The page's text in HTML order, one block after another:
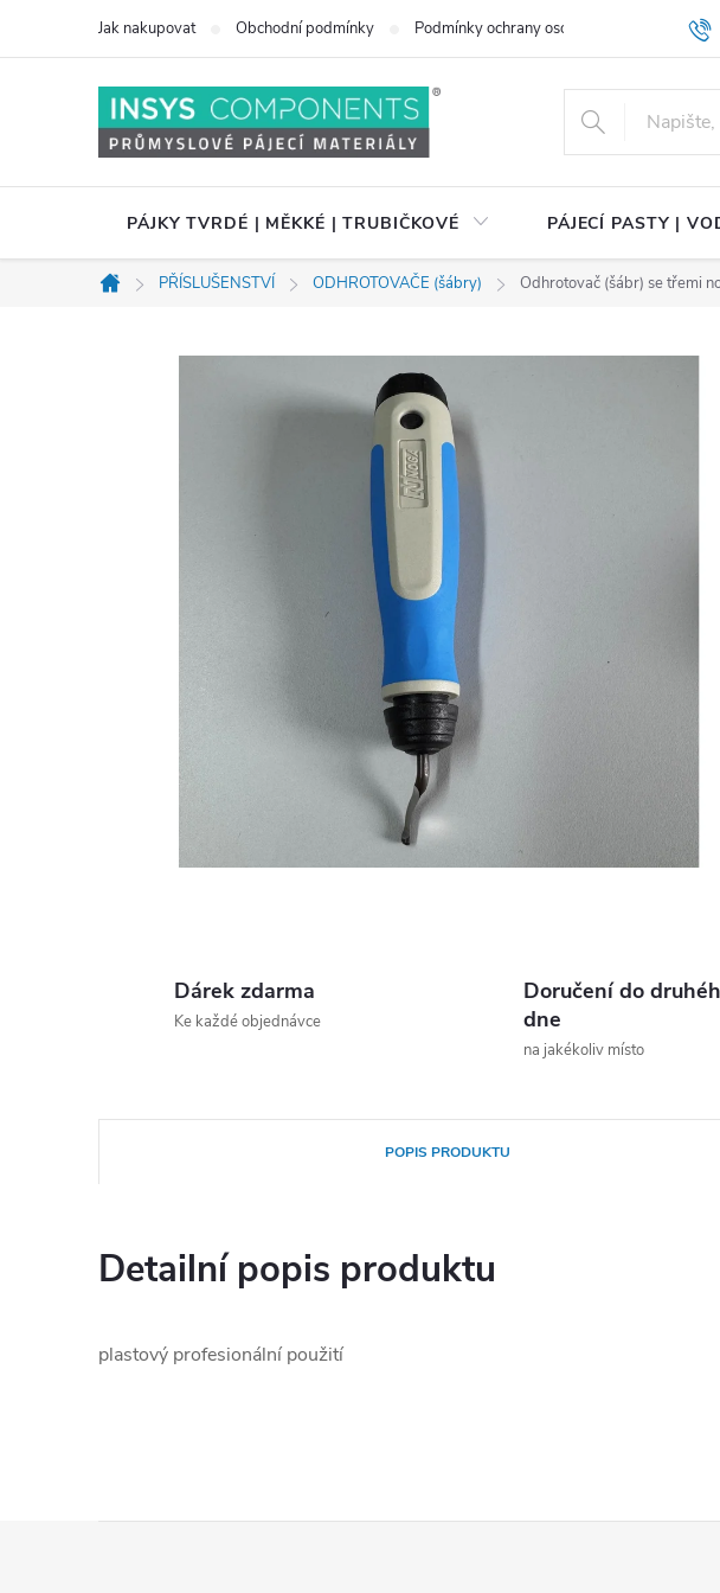
Jak nakupovat Obchodní podmínky Podmínky ochrany osobních údajů
PÁJKY TVRDÉ | MĚKKÉ | TRUBIČKOVÉ PÁJECÍ PASTY |
Domů
PŘÍSLUŠENSTVÍ ODHROTOVAČE (šábry) Odhrotovač (šábr) se třemi
Dárek zdarma
Ke každé objednávce
Doručení do
dne
na jakékoliv místo
POPIS PRODUKTU
Detailní popis produktu
plastový profesionální použití